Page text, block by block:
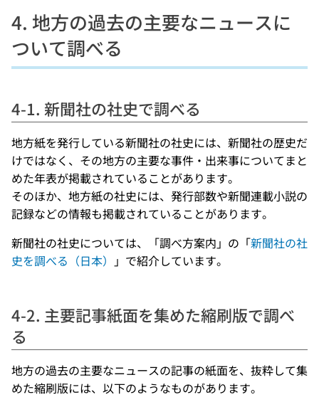
4. 地方の過去の主要なニュースに
ついて調べる
4-1. 新聞社の社史で調べる
地方紙を発行している新聞社の社史には、新聞社の歴史だ
けではなく、その地方の主要な事件・出来事についてまと
めた年表が掲載されていることがあります。
そのほか、地方紙の社史には、発行部数や新聞連載小説の
記録などの情報も掲載されていることがあります。
新聞社の社史については、「調べ方案内」の「新聞社の社
史を調べる（日本）
」で紹介しています。
4-2. 主要記事紙面を集めた縮刷版で調べ
る
地方の過去の主要なニュースの記事の紙面を、抜粋して集
めた縮刷版には、以下のようなものがあります。